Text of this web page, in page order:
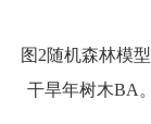
图 2随机森林模型
干旱年树木BA 。